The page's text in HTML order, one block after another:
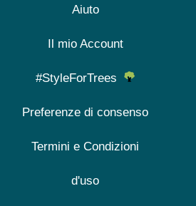
Aiuto
Il mio Account
#StyleForTrees
Preferenze di consenso
Termini e Condizioni
d'uso